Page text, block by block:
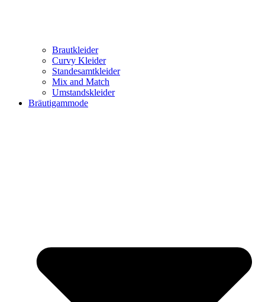
Brautkleider
Curvy Kleider
Standesamtkleider
Mix and Match
Umstandskleider
Bräutigammode